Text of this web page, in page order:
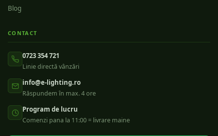
Blog
CONTACT
0723 354 721
Linie directă vânzări
info@e-lighting.ro
Răspundem în max. 4 ore
Program de lucru
Comenzi pana la 11:00 = livrare maine